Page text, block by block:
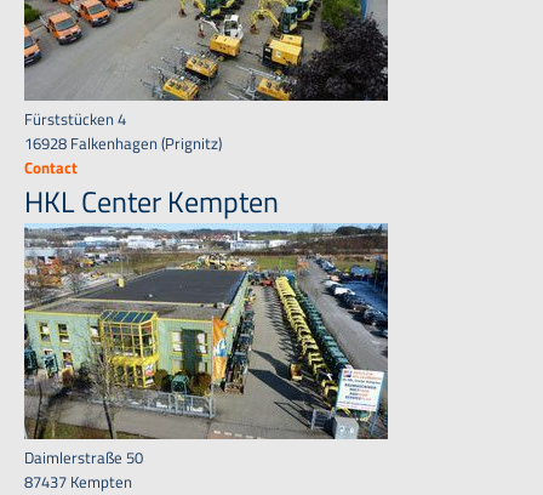
Fürststücken 4
16928 Falkenhagen (Prignitz)
Contact
HKL Center Kempten
Daimlerstraße 50
87437 Kempten